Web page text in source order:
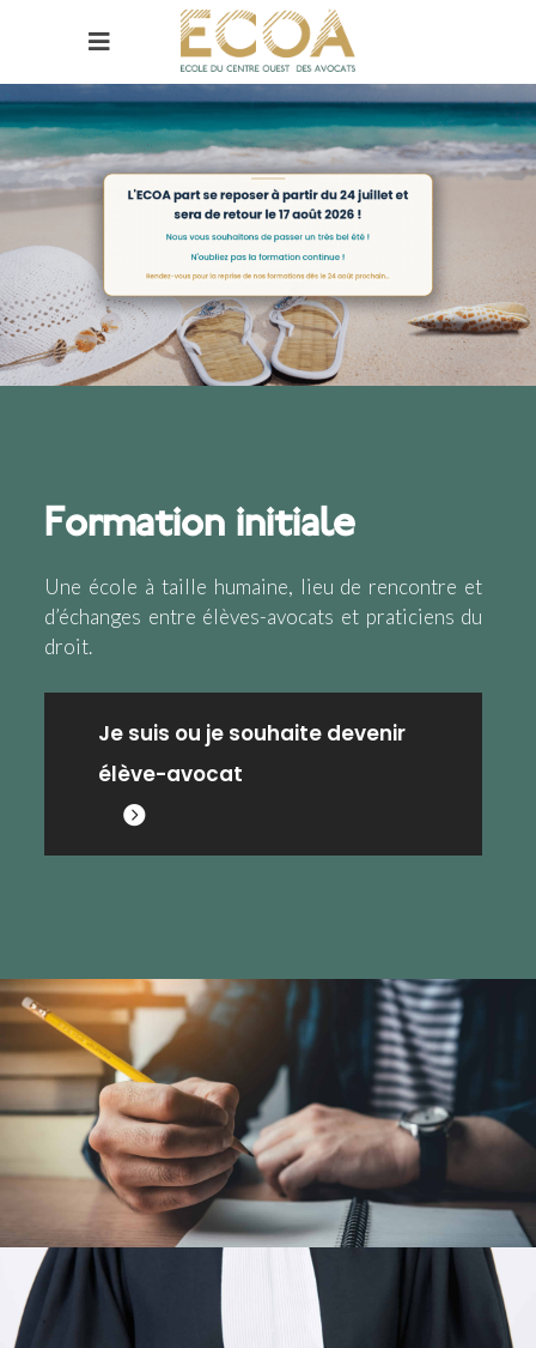
Formation initiale
Une école à taille humaine, lieu de rencontre et
d’échanges entre élèves-avocats et praticiens du
droit.
Je suis ou je souhaite devenir
élève-avocat